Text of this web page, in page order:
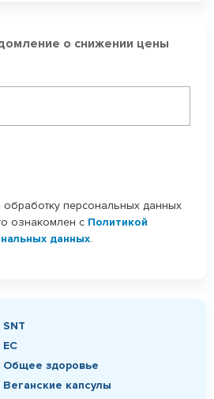
о снижении цены
персональных данных
ознакомлен с Политикой
данных.
SNT
ЕС
Общее здоровье
Веганские капсулы